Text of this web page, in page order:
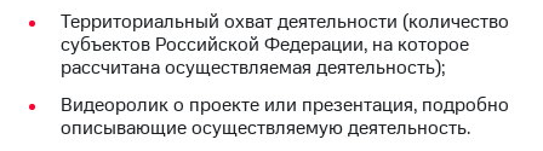
Территориальный охват деятельности (количество
субъектов Российской Федерации, на которое
рассчитана осуществляемая деятельность);
Видеоролик о проекте или презентация, подробно
описывающие осуществляемую деятельность.